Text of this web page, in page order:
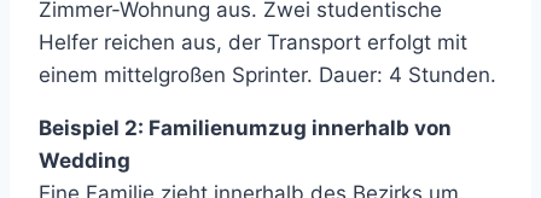
Zimmer-Wohnung aus. Zwei studentische
Helfer reichen aus, der Transport erfolgt mit
einem mittelgroßen Sprinter. Dauer: 4 Stunden.
Beispiel 2: Familienumzug innerhalb von
Wedding
Eine Familie zieht innerhalb des Bezirks um.